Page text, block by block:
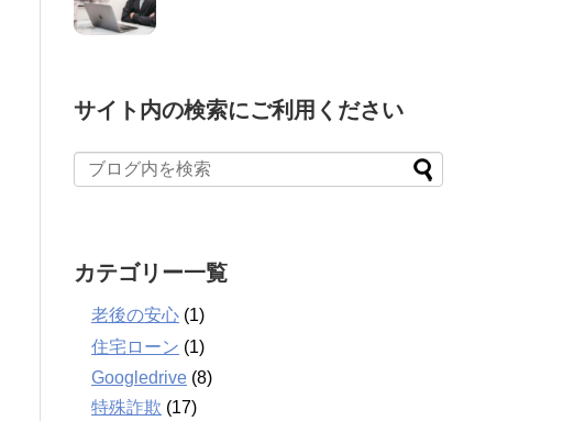
サイト内の検索にご利用ください
カテゴリー一覧
老後の安心 (1)
住宅ローン (1)
Googledrive (8)
特殊詐欺 (17)